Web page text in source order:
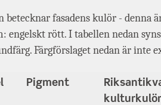
betecknar fasadens kulör - denna
engelskt rött. I tabellen nedan
Färgförslaget nedan är inte
Pigment
kulturkulör